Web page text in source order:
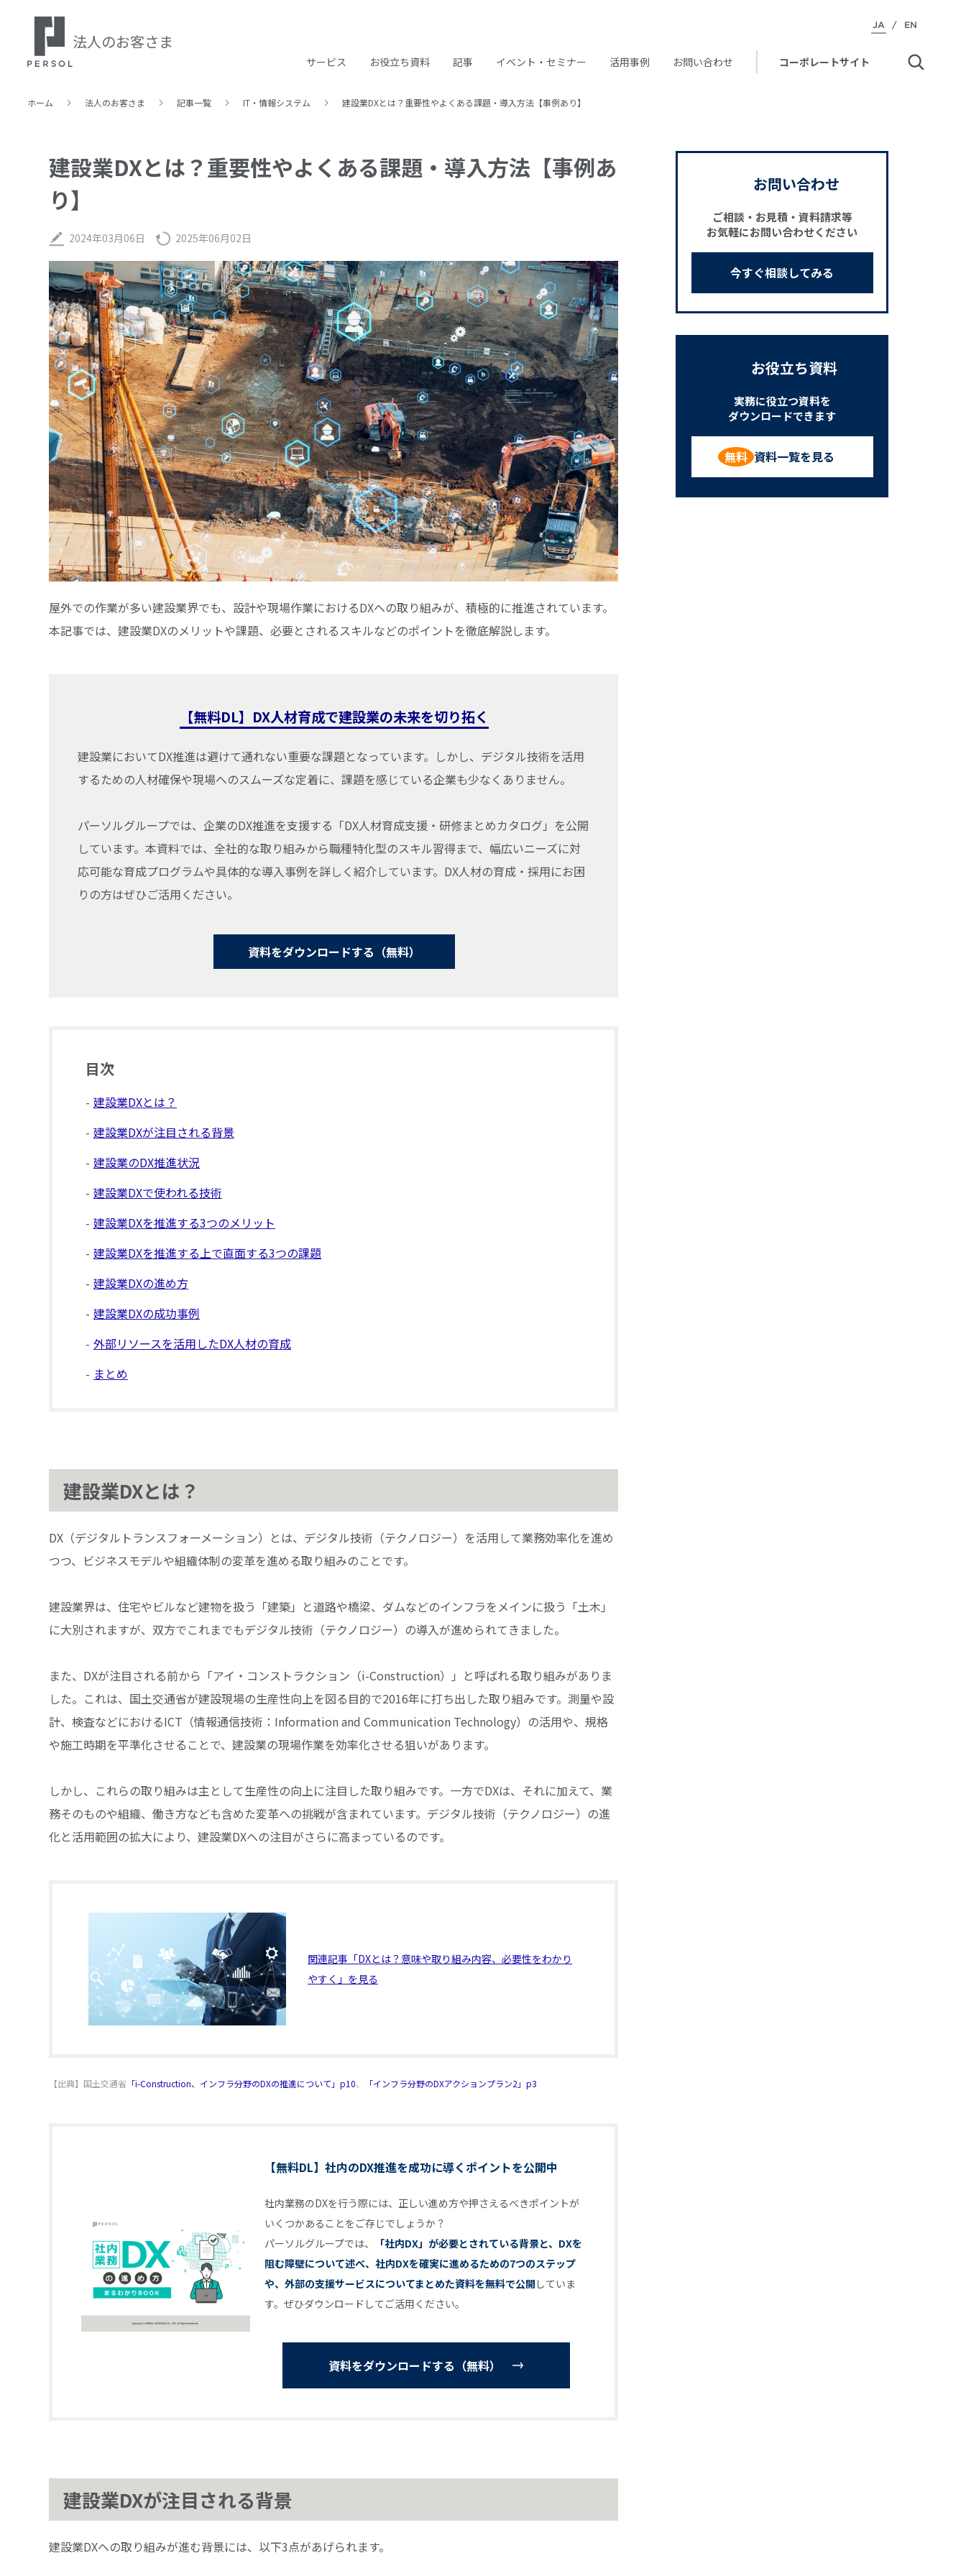
法人のお客さま
JA / EN
サービス お役立ち資料 記事 イベント・セミナー 活用事例 お問い合わせ コーポレートサイト
ホーム 法人のお客さま 記事⼀覧 IT・情報システム 建設業DXとは？重要性やよくある課題・導入方法【事例あり】
建設業DXとは？重要性やよくある課題・導入方法【事例あ
り】
2024年03月06日 2025年06月02日
屋外での作業が多い建設業界でも、設計や現場作業におけるDXへの取り組みが、積極的に推進されています。
本記事では、建設業DXのメリットや課題、必要とされるスキルなどのポイントを徹底解説します。
【無料DL】DX人材育成で建設業の未来を切り拓く
建設業においてDX推進は避けて通れない重要な課題となっています。しかし、デジタル技術を活用
するための人材確保や現場へのスムーズな定着に、課題を感じている企業も少なくありません。
パーソルグループでは、企業のDX推進を支援する「DX人材育成支援・研修まとめカタログ」を公開
しています。本資料では、全社的な取り組みから職種特化型のスキル習得まで、幅広いニーズに対
応可能な育成プログラムや具体的な導入事例を詳しく紹介しています。DX人材の育成・採用にお困
りの方はぜひご活用ください。
資料をダウンロードする（無料）
目次
建設業DXとは？
建設業DXが注目される背景
建設業のDX推進状況
建設業DXで使われる技術
建設業DXを推進する3つのメリット
建設業DXを推進する上で直面する3つの課題
建設業DXの進め方
建設業DXの成功事例
外部リソースを活用したDX人材の育成
まとめ
建設業DXとは？
DX（デジタルトランスフォーメーション）とは、デジタル技術（テクノロジー）を活用して業務効率化を進め
つつ、ビジネスモデルや組織体制の変革を進める取り組みのことです。
建設業界は、住宅やビルなど建物を扱う「建築」と道路や橋梁、ダムなどのインフラをメインに扱う「土木」
に大別されますが、双方でこれまでもデジタル技術（テクノロジー）の導入が進められてきました。
また、DXが注目される前から「アイ・コンストラクション（i-Construction）」と呼ばれる取り組みがありま
した。これは、国土交通省が建設現場の生産性向上を図る目的で2016年に打ち出した取り組みです。測量や設
計、検査などにおけるICT（情報通信技術：Information and Communication Technology）の活用や、規格
や施工時期を平準化させることで、建設業の現場作業を効率化させる狙いがあります。
しかし、これらの取り組みは主として生産性の向上に注目した取り組みです。一方でDXは、それに加えて、業
務そのものや組織、働き方なども含めた変革への挑戦が含まれています。デジタル技術（テクノロジー）の進
化と活用範囲の拡大により、建設業DXへの注目がさらに高まっているのです。
関連記事「DXとは？意味や取り組み内容、必要性をわかり
やすく」を見る
【出典】国土交通省 「i-Construction、インフラ分野のDXの推進について」p10、 「インフラ分野のDXアクションプラン2」p3
【無料DL】社内のDX推進を成功に導くポイントを公開中
社内業務のDXを行う際には、正しい進め方や押さえるべきポイントが
いくつかあることをご存じでしょうか？
パーソルグループでは、
「社内DX」が必要とされている背景と、DXを
阻む障壁について述べ、社内DXを確実に進めるための7つのステップ
や、外部の支援サービスについてまとめた資料を無料で公開 していま
す。ぜひダウンロードしてご活用ください。
資料をダウンロードする（無料）
建設業DXが注目される背景
建設業DXへの取り組みが進む背景には、以下3点があげられます。
お問い合わせ
ご相談・お見積・資料請求等
お気軽にお問い合わせください
今すぐ相談してみる
お役立ち資料
実務に役立つ資料を
ダウンロードできます
資料一覧を見る